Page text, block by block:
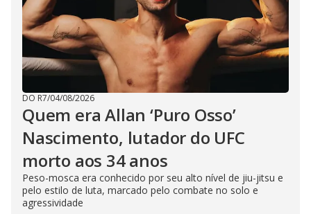
DO R7/04/08/2026
Quem era Allan ‘Puro Osso’
Nascimento, lutador do UFC
morto aos 34 anos
Peso-mosca era conhecido por seu alto nível de jiu-jitsu e
pelo estilo de luta, marcado pelo combate no solo e
agressividade